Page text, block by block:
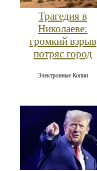
Трагедия в
Николаеве:
громкий взрыв
потряс город
Электронные Копии